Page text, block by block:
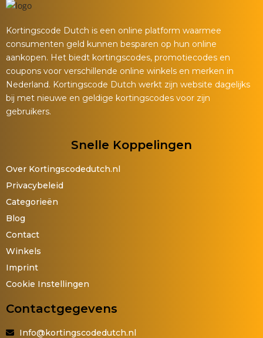
Kortingscode Dutch is een online platform waarmee
consumenten geld kunnen besparen op hun online
aankopen. Het biedt kortingscodes, promotiecodes en
coupons voor verschillende online winkels en merken in
Nederland. Kortingscode Dutch werkt zijn website dagelijks
bij met nieuwe en geldige kortingscodes voor zijn
gebruikers.
Snelle Koppelingen
Over Kortingscodedutch.nl
Privacybeleid
Categorieën
Blog
Contact
Winkels
Imprint
Cookie Instellingen
Contactgegevens
Info@kortingscodedutch.nl